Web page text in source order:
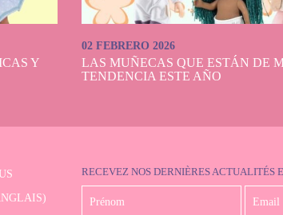
Y
02 FEBRERO 2026
LAS MUÑECAS QUE ESTÁN DE
TENDENCIA ESTE AÑO
RECEVEZ NOS DERNIÈRES ACTUALITÉS